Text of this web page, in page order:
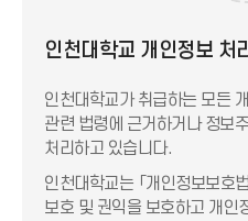
인천대학교 개인정보 처
인천대학교가 취급하는 모든
관련 법령에 근거하거나 정보
처리하고 있습니다.
인천대학교는 「개인정보보호
보호 및 권익을 보호하고 개인